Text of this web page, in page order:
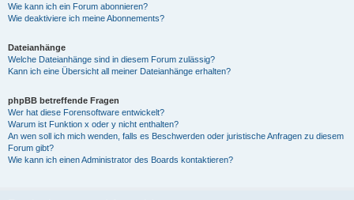
Wie kann ich ein Forum abonnieren?
Wie deaktiviere ich meine Abonnements?
Dateianhänge
Welche Dateianhänge sind in diesem Forum zulässig?
Kann ich eine Übersicht all meiner Dateianhänge erhalten?
phpBB betreffende Fragen
Wer hat diese Forensoftware entwickelt?
Warum ist Funktion x oder y nicht enthalten?
An wen soll ich mich wenden, falls es Beschwerden oder juristische Anfragen zu diesem
Forum gibt?
Wie kann ich einen Administrator des Boards kontaktieren?